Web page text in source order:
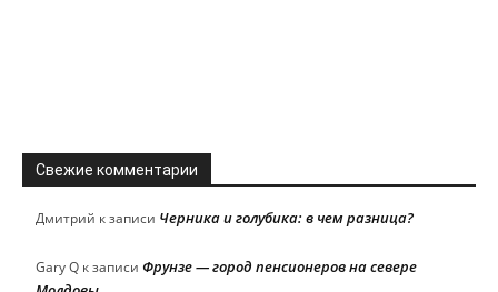
Свежие комментарии
Дмитрий к записи Черника и голубика: в чем разница?
Gary Q к записи Фрунзе — город пенсионеров на севере